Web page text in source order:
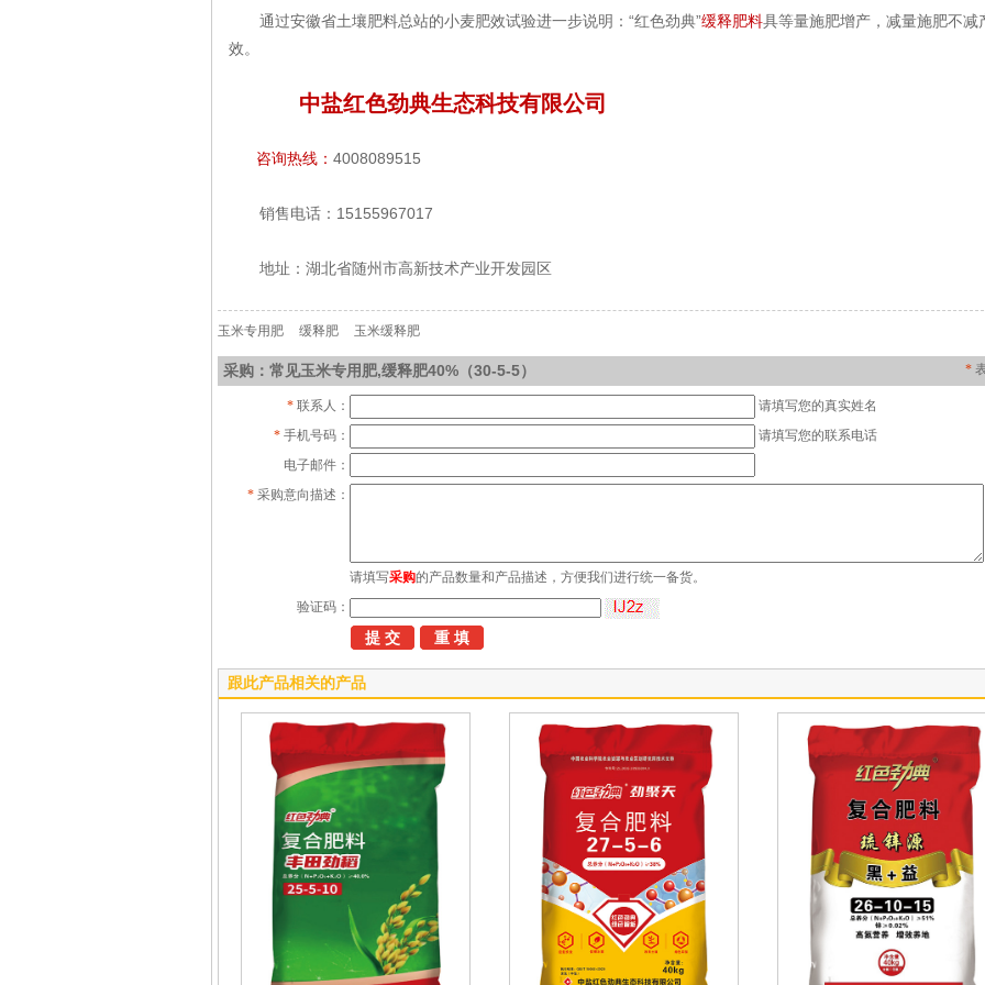
通过安徽省土壤肥料总站的小麦肥效试验进一步说明：“红色劲典”缓释肥料具等量施肥增产，减量施肥不减
效。
中盐红色劲典生态科技有限公司
咨询热线：4008089515
销售电话：15155967017
地址：湖北省随州市高新技术产业开发园区
玉米专用肥 缓释肥 玉米缓释肥
*
采购：常见玉米专用肥,缓释肥40%（30-5-5）
* 联系人：
请填写您的真实姓名
* 手机号码：
请填写您的联系电话
电子邮件：
* 采购意向描述：
请填写采购的产品数量和产品描述，方便我们进行统一备货。
验证码：
跟此产品相关的产品